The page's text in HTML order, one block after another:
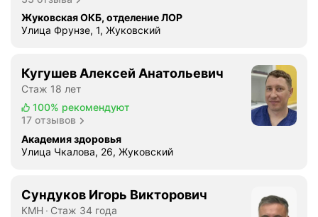
Жуковская ОКБ, отделение ЛОР
Улица Фрунзе, 1, Жуковский
Кугушев Алексей Анатольевич
Стаж 18 лет
100% рекомендуют
17 отзывов
Академия здоровья
Улица Чкалова, 26, Жуковский
Сундуков Игорь Викторович
КМН
Стаж 34 года